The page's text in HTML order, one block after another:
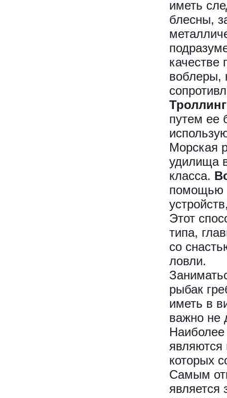
иметь
блесны,
качестве
воблеры,
путем ее
Морская
удилища
класса.
помощью
Этот
типа,
со
ловли.
рыбак
иметь в
важно не
являются
которых
Самым
является